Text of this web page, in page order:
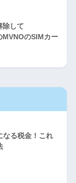
して
のSIMカー
なる税金！これ